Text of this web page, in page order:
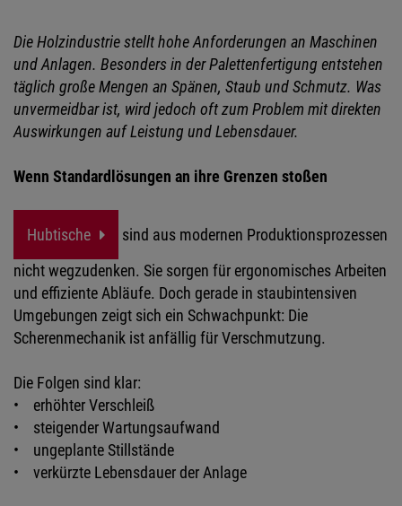
Die Holzindustrie stellt hohe Anforderungen an Maschinen
und Anlagen. Besonders in der Palettenfertigung entstehen
täglich große Mengen an Spänen, Staub und Schmutz. Was
unvermeidbar ist, wird jedoch oft zum Problem mit direkten
Auswirkungen auf Leistung und Lebensdauer.
Wenn Standardlösungen an ihre Grenzen stoßen
Hubtische
sind aus modernen Produktionsprozessen
nicht wegzudenken. Sie sorgen für ergonomisches Arbeiten
und effiziente Abläufe. Doch gerade in staubintensiven
Umgebungen zeigt sich ein Schwachpunkt: Die
Scherenmechanik ist anfällig für Verschmutzung.
Die Folgen sind klar:
• erhöhter Verschleiß
• steigender Wartungsaufwand
• ungeplante Stillstände
• verkürzte Lebensdauer der Anlage